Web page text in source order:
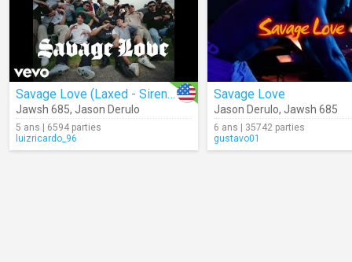
Savage Love (Laxed - Siren Beat)
Jawsh 685, Jason Derulo
5 ans | 6594 parties
luizricardo_96
Savage Love
Jason Derulo, Jawsh 685
6 ans | 35742 parties
gustavo01